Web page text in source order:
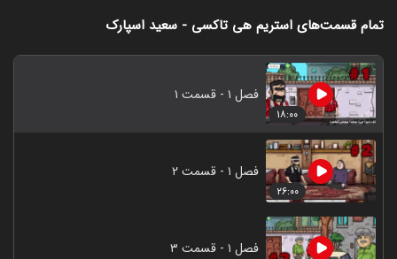
تمام قسمت‌های استریم هی تاکسی - سعید اسپارک
۱۸:۰۰
فصل ۱ - قسمت ۱
۲۶:۰۰
فصل ۱ - قسمت ۲
فصل ۱ - قسمت ۳